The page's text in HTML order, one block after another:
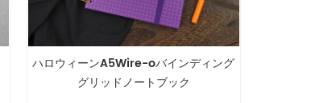
ハロウィーンA5Wire-oバインディング
グリッドノートブック